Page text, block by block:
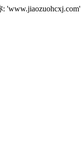
'www.jiaozuohcxj.com'